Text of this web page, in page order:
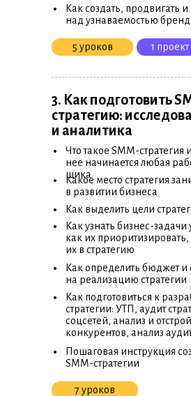
5 уроков 1 проект
7 уроков
Как создать, продвигать и
над узнаваемостью
•
3. Как подготовить
стратегию:
и аналитика
Что такое SMM-стратегия
нее начинается любая
щика
•
Какое место стратегия
в развитии бизнеса
•
Как выделить цели
•
Как узнать бизнес-задачи
как их приоритизировать,
их в стратегию
•
Как определить бюджет и
на реализацию стратегии
•
Как подготовиться к
стратегии: УТП, аудит
соцсетей, анализ и
конкурентов, анализ
•
Пошаговая инструкция
SMM-стратегии
•